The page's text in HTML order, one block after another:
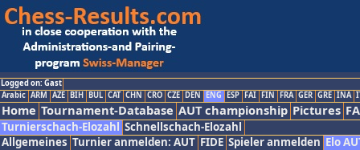
Logged on: Gast
Arabic ARM AZE BIH BUL CAT CHN CRO CZE DEN ENG ESP FAI FIN FRA GER GRE INA
Home Tournament-Database AUT championship Pictures
Turnierschach-Elozahl Schnellschach-Elozahl
Allgemeines Turnier anmelden: AUT FIDE Spieler anmelden Elo